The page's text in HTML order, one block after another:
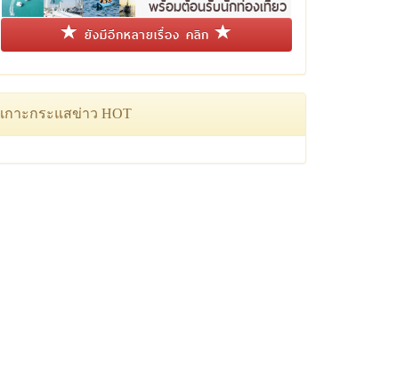
พร้อมต้อนรับนักท่องเที่ยว
ชาวไทย
ยังมีอีกหลายเรื่อง คลิก
เกาะกระแสข่าว HOT